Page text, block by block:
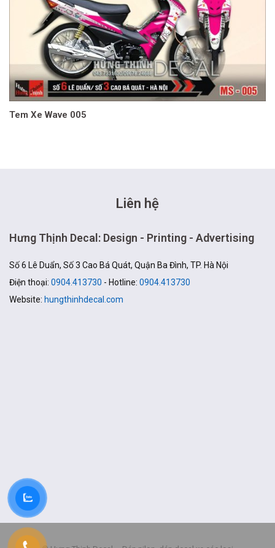
Tem Xe Wave 005
Liên hệ
Hưng Thịnh Decal: Design - Printing - Advertising
Số 6 Lê Duẩn, Số 3 Cao Bá Quát, Quận Ba Đình, TP. Hà Nội
Điện thoại: 0904.413730 - Hotline: 0904.413730
Website: hungthinhdecal.com